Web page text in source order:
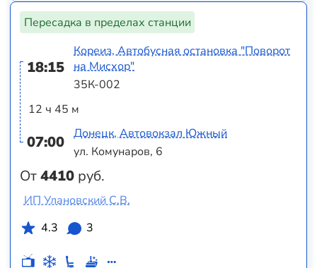
Пересадка в пределах станции
18:15
12 ч 45 м
07:00
От4410 руб.
Кореиз, Автобусная остановка "Поворот
на Мисхор"
35К-002
Донецк, Автовокзал Южный
ул. Комунаров, 6
ИП Улановский С.В.
4.3
3